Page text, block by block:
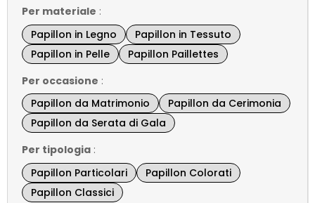
Per materiale :
Papillon in Legno
Papillon in Tessuto
Papillon in Pelle
Papillon Paillettes
Per occasione :
Papillon da Matrimonio
Papillon da Cerimonia
Papillon da Serata di Gala
Per tipologia :
Papillon Particolari
Papillon Colorati
Papillon Classici